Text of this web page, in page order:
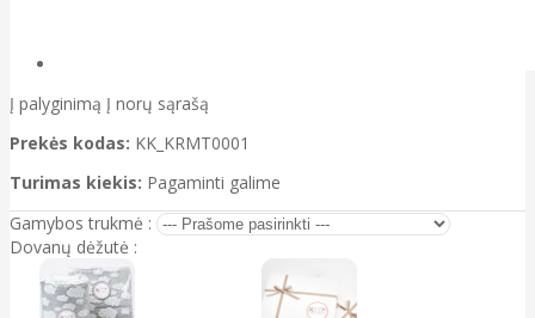
Į palyginimą Į norų sąrašą
Prekės kodas: KK_KRMT0001
Turimas kiekis: Pagaminti galime
Gamybos trukmė :
Dovanų dėžutė :